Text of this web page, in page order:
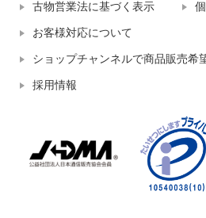
古物営業法に基づく表示
お客様対応について
ショップチャンネルで商品販売希
採用情報